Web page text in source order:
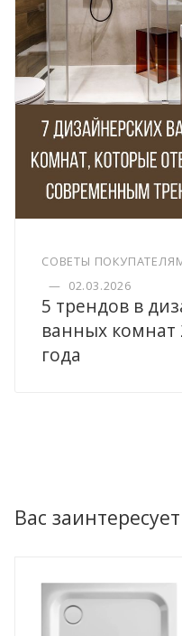
СОВЕТЫ
— 02.03.2026
5 трендов в
ванных комнат
года
Вас